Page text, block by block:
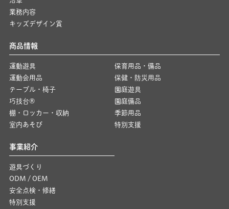
業務内容
キッズデザイン賞
商品情報
運動遊具
運動会用品
テーブル・椅子
巧技台®
棚・ロッカー・収納
室内あそび
保育用品・備品
保健・防災用品
園庭遊具
園庭備品
季節用品
特別支援
事業紹介
遊具づくり
ODM / OEM
安全点検・修繕
特別支援